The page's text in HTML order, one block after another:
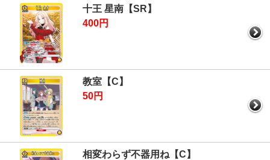
十王 星南【SR】
400円
教室【C】
50円
相変わらず不器用ね【C】